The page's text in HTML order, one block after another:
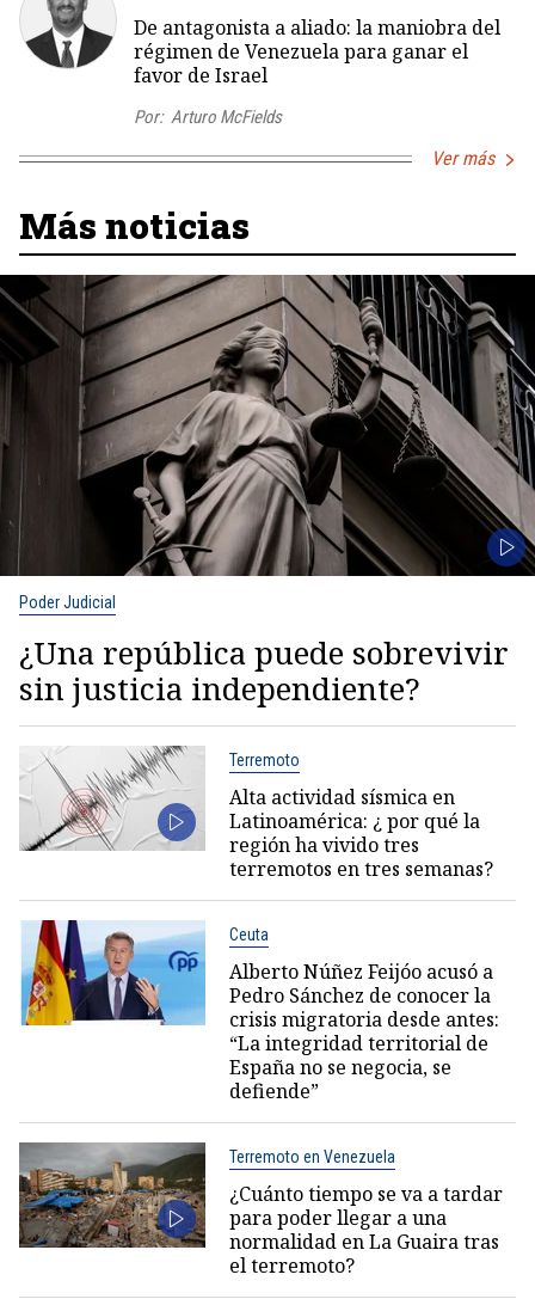
De antagonista a aliado: la maniobra del
régimen de Venezuela para ganar el
favor de Israel
Por: Arturo McFields
Ver más
Más noticias
Poder Judicial
¿Una república puede sobrevivir
sin justicia independiente?
Terremoto
Alta actividad sísmica en
Latinoamérica: ¿ por qué la
región ha vivido tres
terremotos en tres semanas?
Ceuta
Alberto Núñez Feijóo acusó a
Pedro Sánchez de conocer la
crisis migratoria desde antes:
“La integridad territorial de
España no se negocia, se
defiende”
Terremoto en Venezuela
¿Cuánto tiempo se va a tardar
para poder llegar a una
normalidad en La Guaira tras
el terremoto?